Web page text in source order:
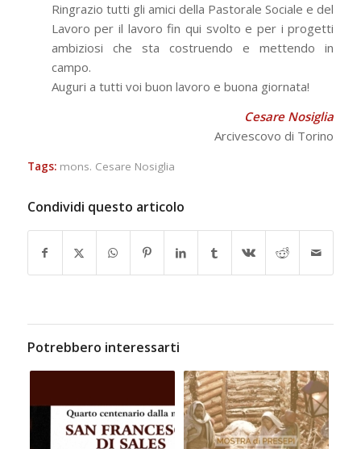
Ringrazio tutti gli amici della Pastorale Sociale e del
Lavoro per il lavoro fin qui svolto e per i progetti
ambiziosi che sta costruendo e mettendo in
campo.
Auguri a tutti voi buon lavoro e buona giornata!
Cesare Nosiglia
Arcivescovo di Torino
Tags: mons. Cesare Nosiglia
Condividi questo articolo
Potrebbero interessarti